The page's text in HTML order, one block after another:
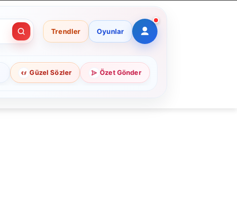
Trendler Oyunlar
Güzel Sözler Özet Gönder